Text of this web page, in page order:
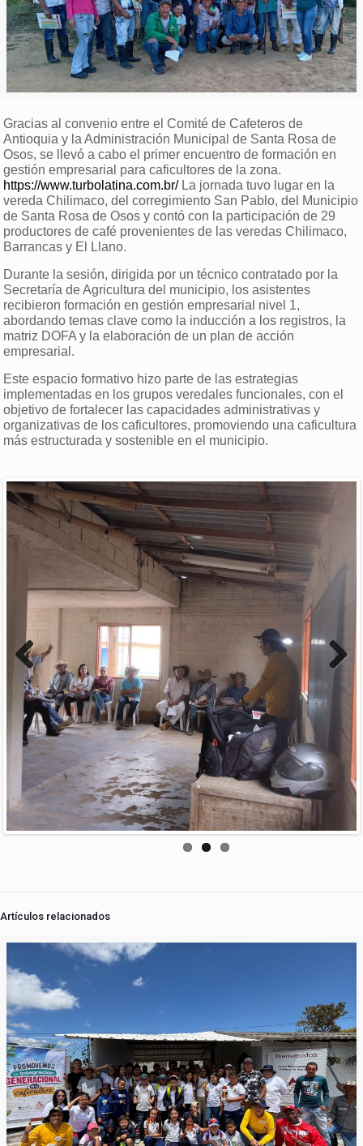
Gracias al convenio entre el Comité de Cafeteros de
Antioquia y la Administración Municipal de Santa Rosa de
Osos, se llevó a cabo el primer encuentro de formación en
gestión empresarial para caficultores de la zona.
https://www.turbolatina.com.br/La jornada tuvo lugar en la
vereda Chilimaco, del corregimiento San Pablo, del Municipio
de Santa Rosa de Osos y contó con la participación de 29
productores de café provenientes de las veredas Chilimaco,
Barrancas y El Llano.
Durante la sesión, dirigida por un técnico contratado por la
Secretaría de Agricultura del municipio, los asistentes
recibieron formación en gestión empresarial nivel 1,
abordando temas clave como la inducción a los registros, la
matriz DOFA y la elaboración de un plan de acción
empresarial.
Este espacio formativo hizo parte de las estrategias
implementadas en los grupos veredales funcionales, con el
objetivo de fortalecer las capacidades administrativas y
organizativas de los caficultores, promoviendo una caficultura
más estructurada y sostenible en el municipio.
Previous
Artículos relacionados